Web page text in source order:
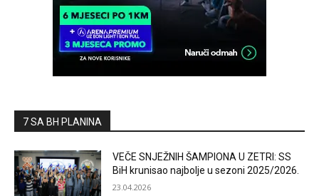
7 SA BH PLANINA
VEČE SNJEŽNIH ŠAMPIONA U ZETRI: SS
BiH krunisao najbolje u sezoni 2025/2026.
23.04.2026